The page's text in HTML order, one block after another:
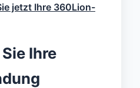
jetzt Ihre 360Lion-
Ihre